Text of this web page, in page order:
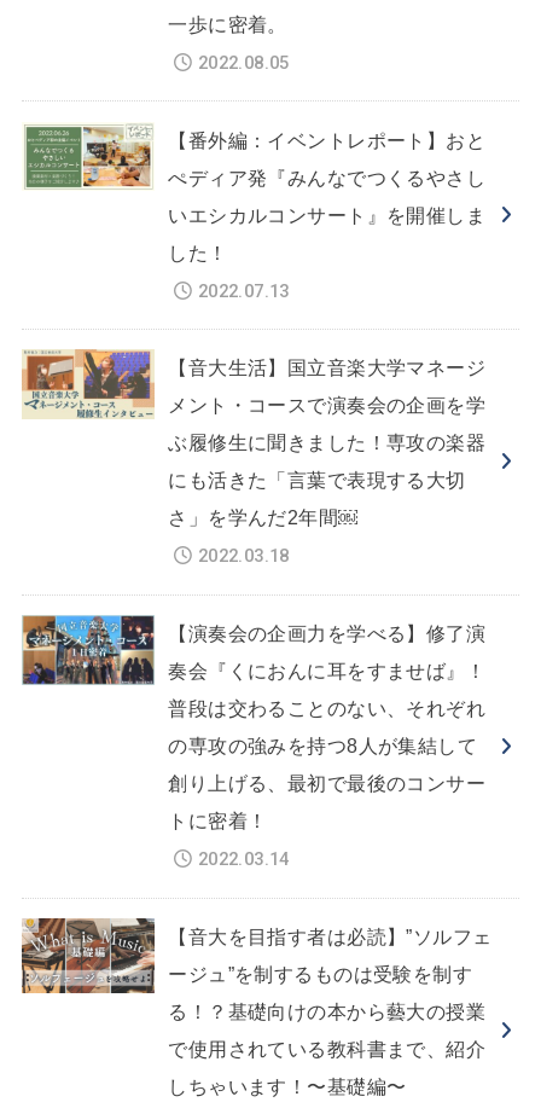
一歩に密着。
2022.08.05
【番外編：イベントレポート】おと
ぺディア発『みんなでつくるやさし
いエシカルコンサート』を開催しま
した！
2022.07.13
【音大生活】国立音楽大学マネージ
メント・コースで演奏会の企画を学
ぶ履修生に聞きました！専攻の楽器
にも活きた「言葉で表現する大切
さ」を学んだ2年間￼
2022.03.18
【演奏会の企画力を学べる】修了演
奏会『くにおんに耳をすませば』！
普段は交わることのない、それぞれ
の専攻の強みを持つ8人が集結して
創り上げる、最初で最後のコンサー
トに密着！
2022.03.14
【音大を目指す者は必読】”ソルフェ
ージュ”を制するものは受験を制す
る！？基礎向けの本から藝大の授業
で使用されている教科書まで、紹介
しちゃいます！〜基礎編〜